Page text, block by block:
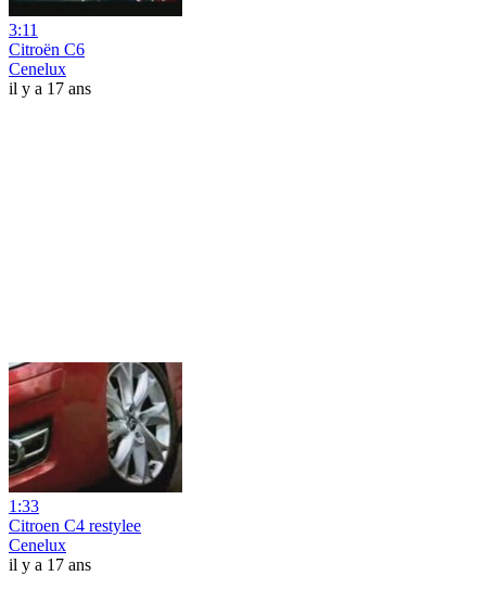
3:11
Citroën C6
Cenelux
il y a 17 ans
1:33
Citroen C4 restylee
Cenelux
il y a 17 ans